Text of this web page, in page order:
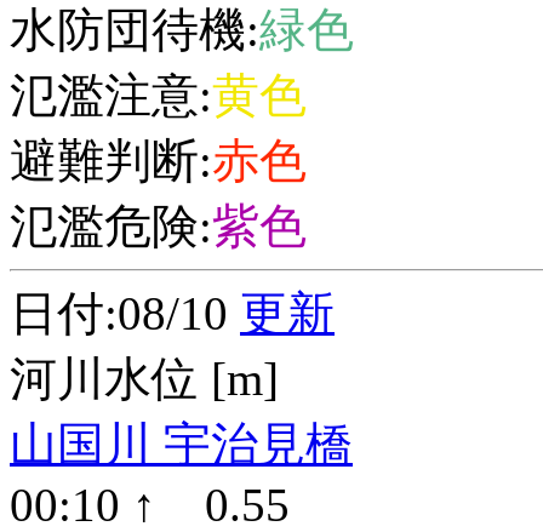
水防団待機:緑色
氾濫注意:黄色
避難判断:赤色
氾濫危険:紫色
日付:08/10 更新
河川水位 [m]
山国川 宇治見橋
00:10 ↑ 0.55